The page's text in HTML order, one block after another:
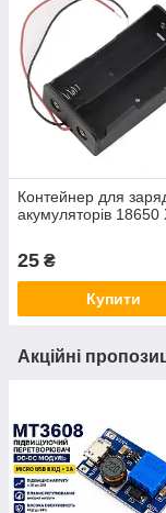
Контейнер для
акумуляторів 18650
25 ₴
Купити
Акційні